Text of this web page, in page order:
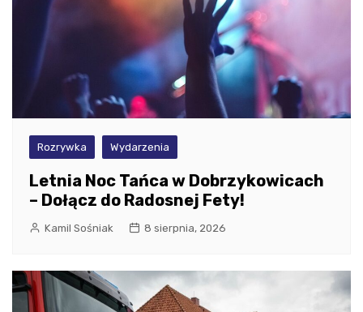
Rozrywka Wydarzenia
Letnia Noc Tańca w Dobrzykowicach
– Dołącz do Radosnej Fety!
Kamil Sośniak 8 sierpnia, 2026